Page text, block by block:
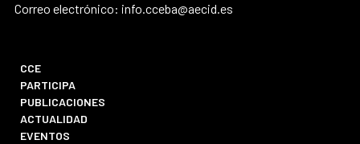
Correo electrónico: info.cceba@aecid.es
CCE
PARTICIPA
PUBLICACIONES
ACTUALIDAD
EVENTOS